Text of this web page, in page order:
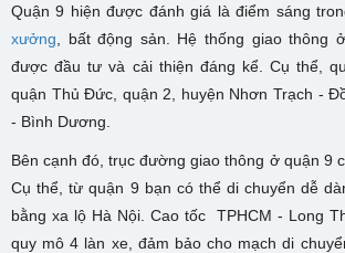
Quận 9 hiện được đánh giá là điểm sáng
xưởng , bất động sản. Hệ thống giao thông
được đầu tư và cải thiện đáng kể. Cụ thể,
quận Thủ Đức, quận 2, huyện Nhơn Trạch -
- Bình Dương.
Bên cạnh đó, trục đường giao thông ở quận 9
Cụ thể, từ quận 9 bạn có thể di chuyển dễ
bằng xa lộ Hà Nội. Cao tốc TPHCM - Long
quy mô 4 làn xe, đảm bảo cho mạch di